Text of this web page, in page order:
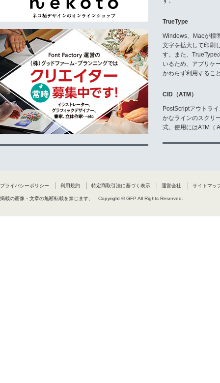
TrueType
Windows、Macが標
文字を拡大して印刷
す。また、TrueType
いるため、アプリケ
かわらず利用するこ
CID（ATM）
PostScriptアウトラ
かなラインのスクリ
式。使用にはATM（
プライバシーポリシー 利用規約 特定商取引法に基づく表示 運営会社 サイトマッ
掲載の画像・文章の無断転載を禁じます。 Copyright © GFP All Rights Reserved.